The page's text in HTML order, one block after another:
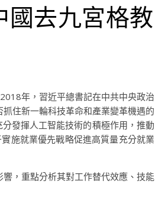
國去九宮格教
年，習近平總書記在中共中央政治
住新一輪科技革命和產業變革機遇的
發揮人工智能技術的積極作用，推動
施就業優先戰略促進高質量充分就業
，重點分析其對工作替代效應、技能